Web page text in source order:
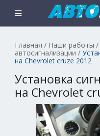
Главная / Наши работы /
автосигнализации /
на Chevrolet cruze 2012
Установка
на Chevrolet